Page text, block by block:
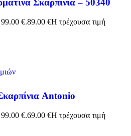
Σκαρπίνια – 50340
€.89.00 €Η τρέχουσα τιμή
Antonio
€.69.00 €Η τρέχουσα τιμή